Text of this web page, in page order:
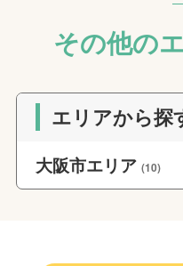
その他の
エリアから探
大阪市エリア(10)